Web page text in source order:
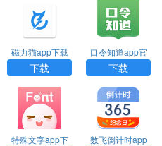
磁力猫app下载
下载
口令知道app官
方下载
下载
特殊文字app下
数飞倒计时app